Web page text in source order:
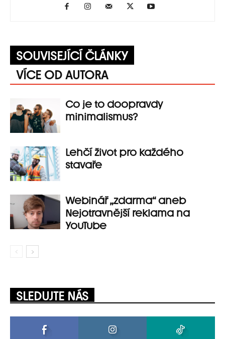
SOUVISEJÍCÍ ČLÁNKY
VÍCE OD AUTORA
Co je to doopravdy
minimalismus?
Lehčí život pro každého
stavaře
Webinář „zdarma“ aneb
Nejotravnější reklama na
YouTube
SLEDUJTE NÁS